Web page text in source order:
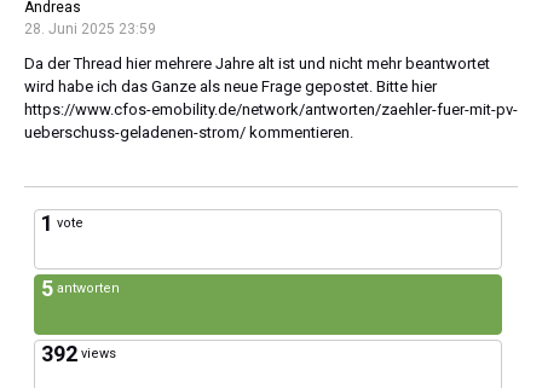
Andreas
28. Juni 2025 23:59
Da der Thread hier mehrere Jahre alt ist und nicht mehr beantwortet
wird habe ich das Ganze als neue Frage gepostet. Bitte hier
https://www.cfos-emobility.de/network/antworten/zaehler-fuer-mit-pv-
ueberschuss-geladenen-strom/ kommentieren.
1 vote
5 antworten
392 views